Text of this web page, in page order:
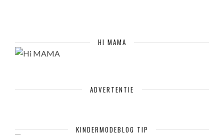
HI MAMA
ADVERTENTIE
KINDERMODEBLOG TIP